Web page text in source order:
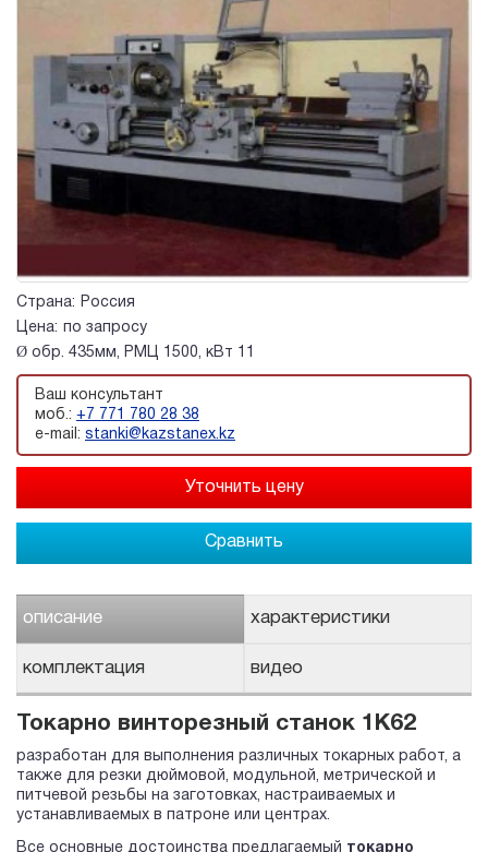
Страна:
Россия
Цена:
по запросу
Ø обр. 435мм, РМЦ 1500, кВт 11
Ваш консультант
моб.: +7 771 780 28 38
e-mail: stanki@kazstanex.kz
Сравнить
описание характеристики
комплектация видео
Токарно винторезный станок 1К62
разработан для выполнения различных токарных работ, а
также для резки дюймовой, модульной, метрической и
питчевой резьбы на заготовках, настраиваемых и
устанавливаемых в патроне или центрах.
Все основные достоинства предлагаемый токарно